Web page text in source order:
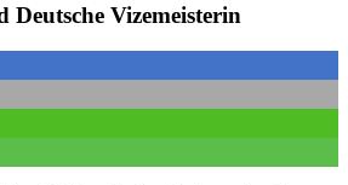
Vizemeisterin